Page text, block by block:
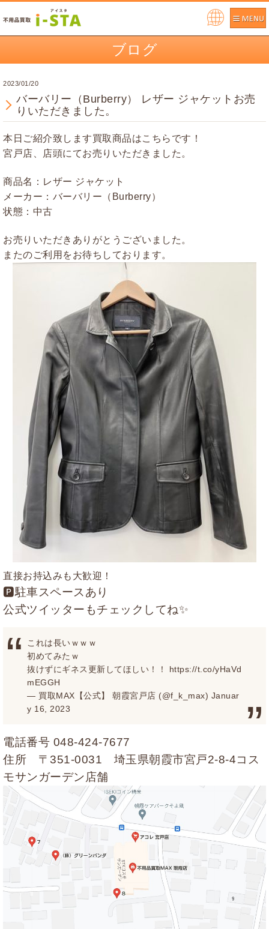
ブログ
2023/01/20
バーバリー（Burberry） レザー ジャケットお売
りいただきました。
本日ご紹介致します買取商品はこちらです！
宮戸店、店頭にてお売りいただきました。
商品名：レザー ジャケット
メーカー：バーバリー（Burberry）
状態：中古
お売りいただきありがとうございました。
またのご利用をお待ちしております。
直接お持込みも大歓迎！
🅿駐車スペースあり
公式ツイッターもチェックしてね✨
これは長いｗｗｗ
初めてみたｗ
抜けずにギネス更新してほしい！！ https://t.co/yHaVd
mEGGH
— 買取MAX【公式】 朝霞宮戸店 (@f_k_max) Januar
y 16, 2023
電話番号 048-424-7677
住所 〒351-0031 埼玉県朝霞市宮戸2-8-4コス
モサンガーデン店舗